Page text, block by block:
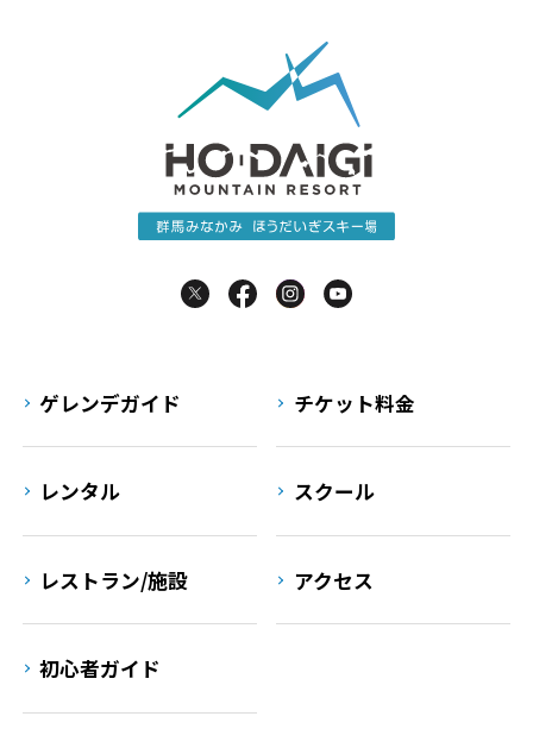
ゲレンデガイド チケット料金
レンタル スクール
レストラン/施設 アクセス
初心者ガイド